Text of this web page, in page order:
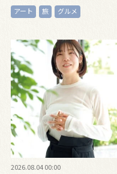
アート 旅 グルメ
2026.08.04 00:00